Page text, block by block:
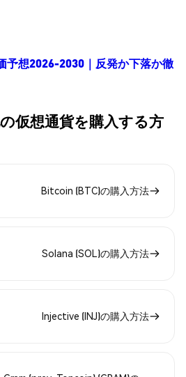
想2026-2030｜反発か下落か徹
仮想通貨を購入する方
Bitcoin (BTC)の購入方法
Solana (SOL)の購入方法
Injective (INJ)の購入方法